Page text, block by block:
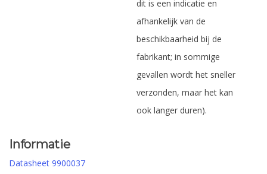
dit is een indicatie en
afhankelijk van de
beschikbaarheid bij de
fabrikant; in sommige
gevallen wordt het sneller
verzonden, maar het kan
ook langer duren).
Informatie
Datasheet 9900037